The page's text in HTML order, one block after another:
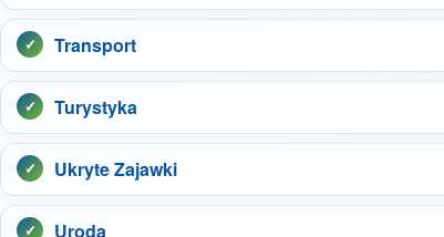
Transport
Turystyka
Ukryte Zajawki
Uroda